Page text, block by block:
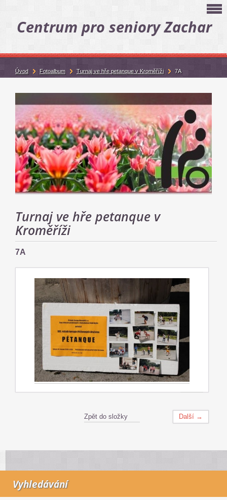
Centrum pro seniory Zachar
Turnaj ve hře petanque v
Kroměříži
7A
Další →
Zpět do složky
Vyhledávání
Úvod Fotoalbum Turnaj ve hře petanque v Kroměříži 7A